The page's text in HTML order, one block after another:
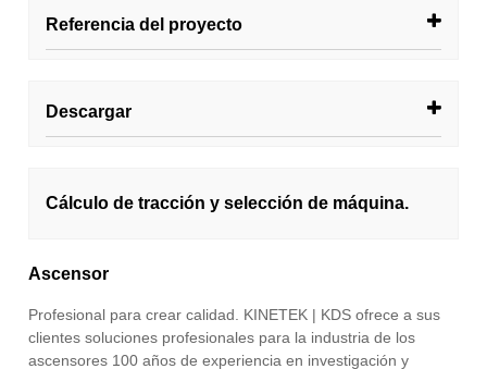
Referencia del proyecto
Descargar
Cálculo de tracción y selección de máquina.
Ascensor
Profesional para crear calidad. KINETEK | KDS ofrece a sus
clientes soluciones profesionales para la industria de los
ascensores 100 años de experiencia en investigación y